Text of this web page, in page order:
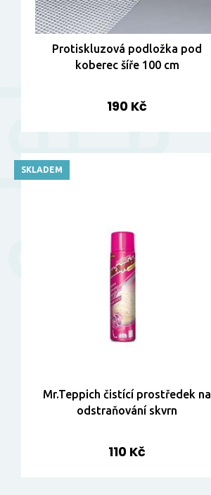
Protiskluzová podložka pod
koberec šíře 100 cm
190 Kč
Mr.Teppich čistící prostředek na
odstraňování skvrn
110 Kč
SKLADEM